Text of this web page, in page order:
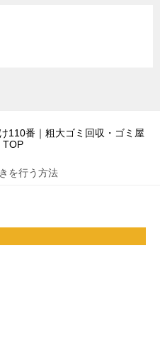
110番｜粗大ゴミ回収・ゴミ屋
TOP
を行う方法